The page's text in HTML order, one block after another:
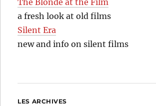
The Blonde at the Film
a fresh look at old films
Silent Era
new and info on silent films
LES ARCHIVES